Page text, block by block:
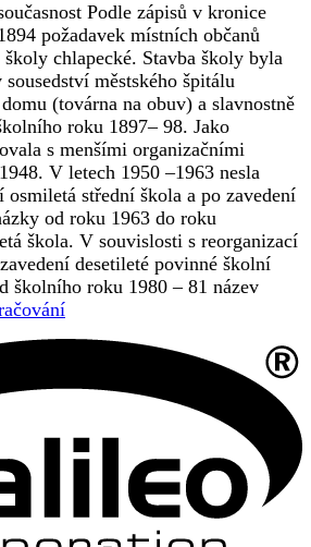
Podle zápisů v kronice
požadavek místních občanů
chlapecké. Stavba školy byla
městského špitálu
(továrna na obuv) a slavnostně
roku 1897– 98. Jako
s menšími organizačními
V letech 1950 –1963 nesla
osmiletá střední škola a po zavedení
od roku 1963 do roku
škola. V souvislosti s reorganizací
desetileté povinné školní
školního roku 1980 – 81 název